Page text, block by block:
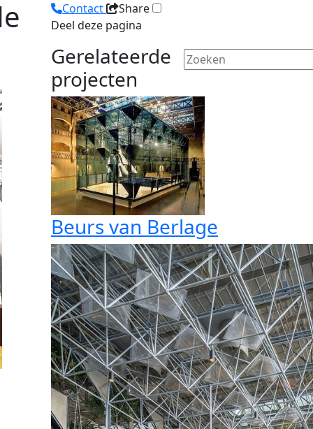
Contact
Share
Deel deze pagina
Gerelateerde
projecten
Beurs van Berlage